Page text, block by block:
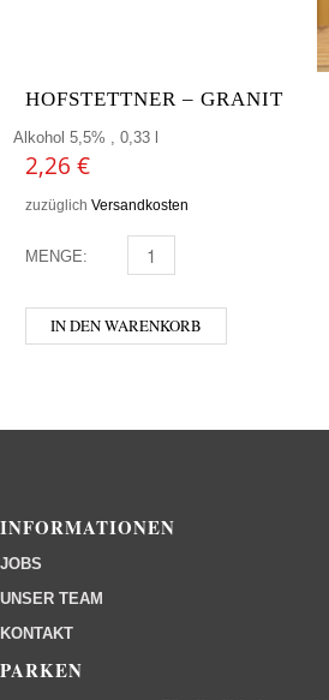
HOFSTETTNER – GRANIT
Alkohol 5,5% , 0,33 l
2,26 €
zuzüglich Versandkosten
MENGE: HOFSTETTNER - GRANIT
IN DEN WARENKORB
INFORMATIONEN
JOBS
UNSER TEAM
KONTAKT
PARKEN